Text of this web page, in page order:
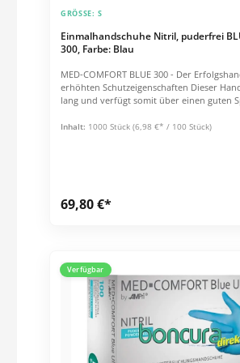
Einmalhandschuhe Nitril, puderfrei
300, Farbe: Blau
GRÖSSE: S
MED-COMFORT BLUE 300 - Der
erhöhten Schutzeigenschaften Dieser
lang und verfügt somit über einen guten
Außerdem besitzt er eine gute Mischung
Inhalt: 1000 Stück (6,98 €* / 100 Stück)
69,80 €*
Verfügbar